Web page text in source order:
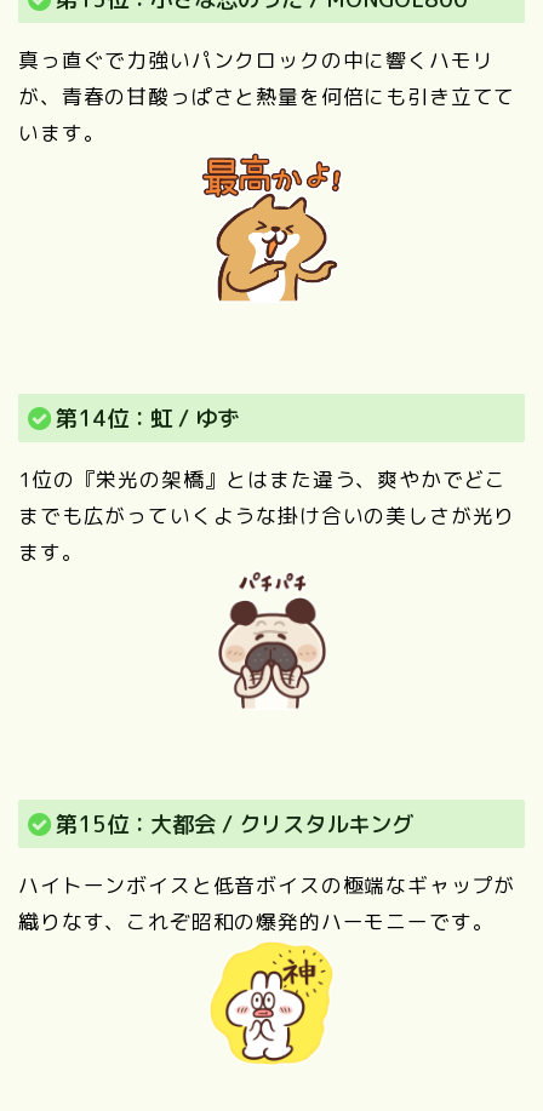
真っ直ぐで力強いパンクロックの中に響くハモリ
が、青春の甘酸っぱさと熱量を何倍にも引き立てて
います。
第14位：虹 / ゆず
1位の『栄光の架橋』とはまた違う、爽やかでどこ
までも広がっていくような掛け合いの美しさが光り
ます。
第15位：大都会 / クリスタルキング
ハイトーンボイスと低音ボイスの極端なギャップが
織りなす、これぞ昭和の爆発的ハーモニーです。